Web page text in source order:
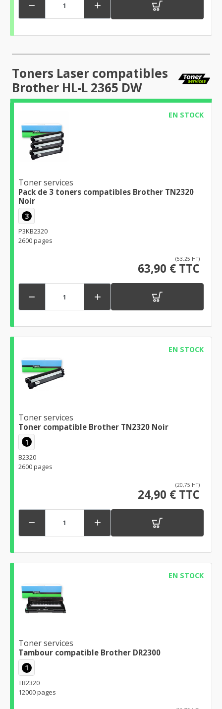
 
Toners Laser compatibles
Brother HL-L 2365 DW
EN STOCK
Toner services
Pack de 3 toners compatibles Brother TN2320
Noir
3
P3KB2320
2600 pages
(53,25 HT)
63,90 € TTC
 
EN STOCK
Toner services
Toner compatible Brother TN2320 Noir
1
B2320
2600 pages
(20,75 HT)
24,90 € TTC
 
EN STOCK
Toner services
Tambour compatible Brother DR2300
1
TB2320
12000 pages